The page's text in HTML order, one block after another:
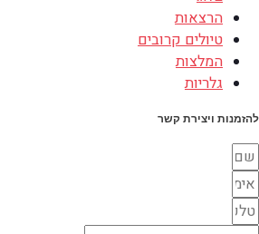
הרצאות
טיולים קרובים
המלצות
גלריות
להזמנות ויצירת קשר